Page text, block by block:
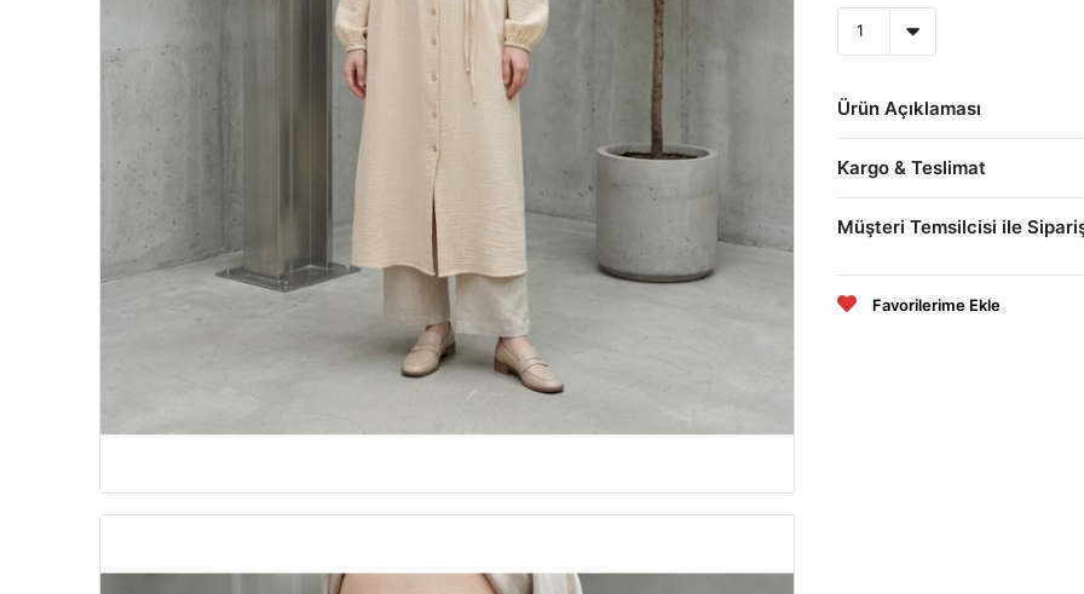
Ürün Açıklaması
Kargo & Teslimat
Müşteri Temsilcisi ile
Favorilerime Ekle